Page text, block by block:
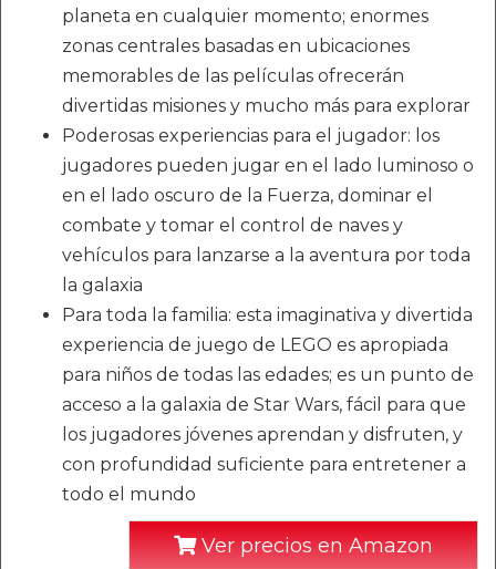
planeta en cualquier momento; enormes
zonas centrales basadas en ubicaciones
memorables de las películas ofrecerán
divertidas misiones y mucho más para explorar
Poderosas experiencias para el jugador: los
jugadores pueden jugar en el lado luminoso o
en el lado oscuro de la Fuerza, dominar el
combate y tomar el control de naves y
vehículos para lanzarse a la aventura por toda
la galaxia
Para toda la familia: esta imaginativa y divertida
experiencia de juego de LEGO es apropiada
para niños de todas las edades; es un punto de
acceso a la galaxia de Star Wars, fácil para que
los jugadores jóvenes aprendan y disfruten, y
con profundidad suficiente para entretener a
todo el mundo
Ver precios en Amazon